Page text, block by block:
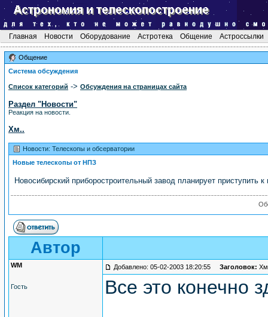
Главная Новости Оборудование Астротека Общение Астроссылки
Общение
Система обсуждения
Список категорий -> Обсуждения на страницах сайта
Раздел "Новости"
Реакция на новости.
Хм..
Новости: Телескопы и обсерватории
Новые телескопы от НПЗ
Новосибирский приборостроительный завод планирует приступить
Автор
WM
Гость
Добавлено: 05-02-2003 18:20:55 Заголовок:
Все это конечно